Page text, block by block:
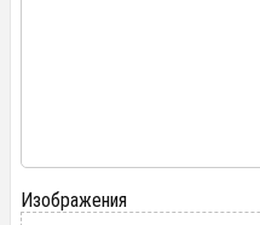
Изображения